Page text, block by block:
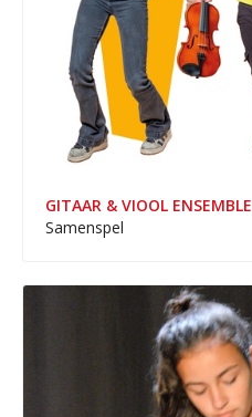
GITAAR & VIOOL ENSEMBLE
Samenspel